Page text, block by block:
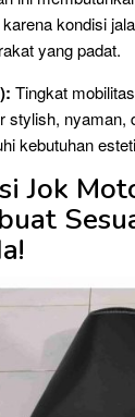
kondisi
yang padat.
Tingkat
stylish, nyaman,
kebutuhan
Jok